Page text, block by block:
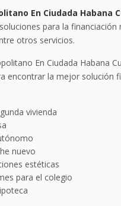
En Ciudada Habana
para la financiación
otros servicios.
En Ciudada Habana
encontrar la mejor solución
vivienda
nuevo
estéticas
para el colegio